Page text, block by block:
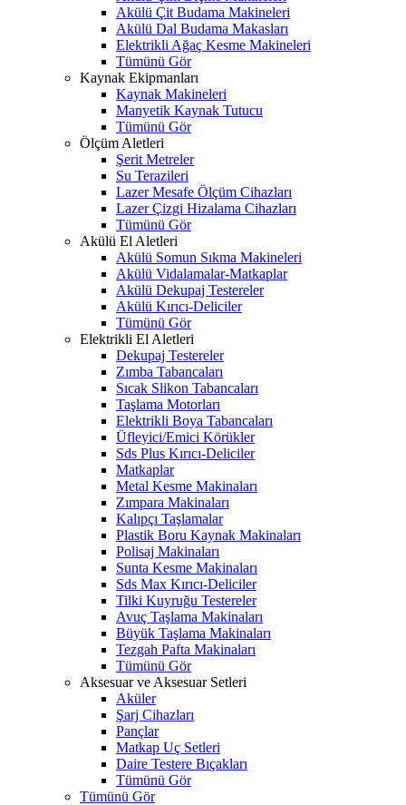
Akülü Çit Budama Makineleri
Akülü Dal Budama Makasları
Elektrikli Ağaç Kesme Makineleri
Tümünü Gör
Kaynak Ekipmanları
Kaynak Makineleri
Manyetik Kaynak Tutucu
Tümünü Gör
Ölçüm Aletleri
Şerit Metreler
Su Terazileri
Lazer Mesafe Ölçüm Cihazları
Lazer Çizgi Hizalama Cihazları
Tümünü Gör
Akülü El Aletleri
Akülü Somun Sıkma Makineleri
Akülü Vidalamalar-Matkaplar
Akülü Dekupaj Testereler
Akülü Kırıcı-Deliciler
Tümünü Gör
Elektrikli El Aletleri
Dekupaj Testereler
Zımba Tabancaları
Sıcak Slikon Tabancaları
Taşlama Motorları
Elektrikli Boya Tabancaları
Üfleyici/Emici Körükler
Sds Plus Kırıcı-Deliciler
Matkaplar
Metal Kesme Makinaları
Zımpara Makinaları
Kalıpçı Taşlamalar
Plastik Boru Kaynak Makinaları
Polisaj Makinaları
Sunta Kesme Makinaları
Sds Max Kırıcı-Deliciler
Tilki Kuyruğu Testereler
Avuç Taşlama Makinaları
Büyük Taşlama Makinaları
Tezgah Pafta Makinaları
Tümünü Gör
Aksesuar ve Aksesuar Setleri
Aküler
Şarj Cihazları
Pançlar
Matkap Uç Setleri
Daire Testere Bıçakları
Tümünü Gör
Tümünü Gör